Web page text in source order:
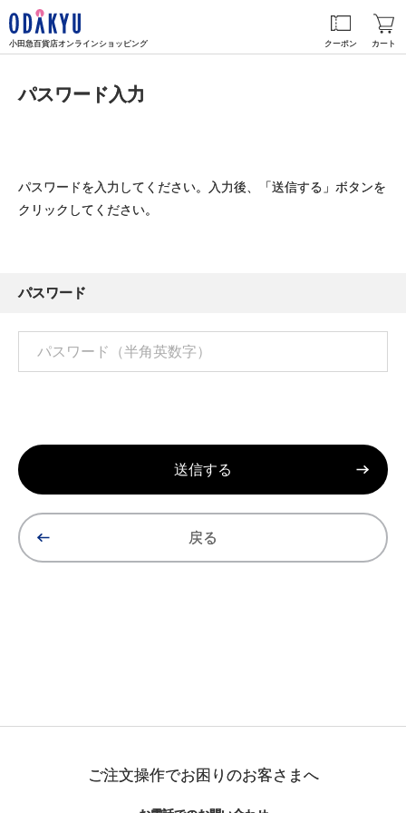
小田急百貨店オンラインショッピング クーポン カート
パスワード入力
パスワードを入力してください。入力後、「送信する」ボタンを
クリックしてください。
パスワード
戻る
ご注文操作でお困りのお客さまへ